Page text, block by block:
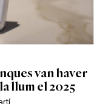
van haver
llum el 2025